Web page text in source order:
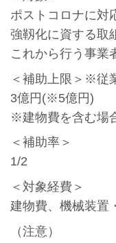
ポストコロナに対
強靱化に資する取
これから行う事業
＜補助上限＞※従
3億円(※5億円)
※建物費を含む場
＜補助率＞
1/2
＜対象経費＞
建物費、機械装置
（注意）